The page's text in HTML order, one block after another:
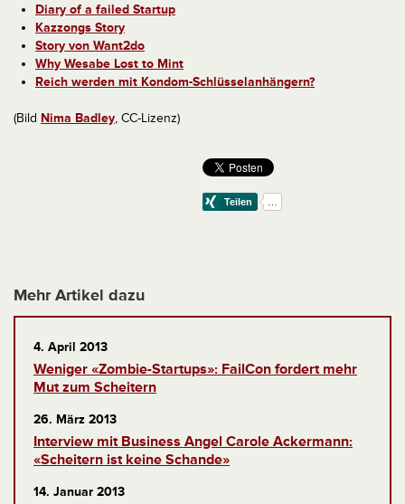
Diary of a failed Startup
Kazzongs Story
Story von Want2do
Why Wesabe Lost to Mint
Reich werden mit Kondom-Schlüsselanhängern?
(Bild Nima Badley, CC-Lizenz)
Mehr Artikel dazu
4. April 2013
Weniger «Zombie-Startups»: FailCon fordert mehr
Mut zum Scheitern
26. März 2013
Interview mit Business Angel Carole Ackermann:
«Scheitern ist keine Schande»
14. Januar 2013